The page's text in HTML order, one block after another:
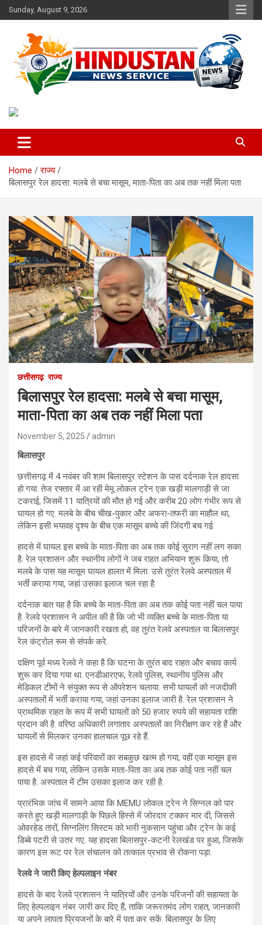
Skip
to
Sunday, August 9, 2026
Hindustan News Service
Home
राज्य
बिलासपुर रेल हादसा: मलबे से बचा मासूम, माता-पिता का अब तक नहीं मिला पता
छत्तीसगढ़ राज्य
बिलासपुर रेल हादसा: मलबे से बचा मासूम,
माता-पिता का अब तक नहीं मिला पता
November 5, 2025 admin
बिलासपुर
छत्तीसगढ़ में 4 नवंबर की शाम बिलासपुर स्टेशन के पास दर्दनाक रेल हादसा
हो गया. तेज रफ्तार में आ रही मेमू लोकल ट्रेन एक खड़ी मालगाड़ी से जा
टकराई, जिसमें 11 यात्रियों की मौत हो गई और करीब 20 लोग गंभीर रूप से
घायल हो गए. मलबे के बीच चीख-पुकार और अफरा-तफरी का माहौल था,
लेकिन इसी भयावह दृश्य के बीच एक मासूम बच्चे की जिंदगी बच गई.
हादसे में घायल इस बच्चे के माता-पिता का अब तक कोई सुराग नहीं लग सका
है. रेल प्रशासन और स्थानीय लोगों ने जब राहत अभियान शुरू किया, तो
मलबे के पास यह मासूम घायल हालत में मिला. उसे तुरंत रेलवे अस्पताल में
भर्ती कराया गया, जहां उसका इलाज चल रहा है.
दर्दनाक बात यह है कि बच्चे के माता-पिता का अब तक कोई पता नहीं चल पाया
है. रेलवे प्रशासन ने अपील की है कि जो भी व्यक्ति बच्चे के माता-पिता या
परिजनों के बारे में जानकारी रखता हो, वह तुरंत रेलवे अस्पताल या बिलासपुर
रेल कंट्रोल रूम से संपर्क करे.
दक्षिण पूर्व मध्य रेलवे ने कहा है कि घटना के तुरंत बाद राहत और बचाव कार्य
शुरू कर दिया गया था. एनडीआरएफ, रेलवे पुलिस, स्थानीय पुलिस और
मेडिकल टीमों ने संयुक्त रूप से ऑपरेशन चलाया. सभी घायलों को नजदीकी
अस्पतालों में भर्ती कराया गया, जहां उनका इलाज जारी है. रेल प्रशासन ने
प्राथमिक राहत के रूप में सभी घायलों को 50 हजार रुपये की सहायता राशि
प्रदान की है. वरिष्ठ अधिकारी लगातार अस्पतालों का निरीक्षण कर रहे हैं और
घायलों से मिलकर उनका हालचाल पूछ रहे हैं.
इस हादसे में जहां कई परिवारों का सबकुछ खत्म हो गया, वहीं एक मासूम इस
हादसे में बच गया, लेकिन उसके माता-पिता का अब तक कोई पता नहीं चल
पाया है. अस्पताल में टीम उसका इलाज कर रही है.
प्रारंभिक जांच में सामने आया कि MEMU लोकल ट्रेन ने सिग्नल को पार
करते हुए खड़ी मालगाड़ी के पिछले हिस्से में जोरदार टक्कर मार दी, जिससे
ओवरहेड तारों, सिग्नलिंग सिस्टम को भारी नुकसान पहुंचा और ट्रेन के कई
डिब्बे पटरी से उतर गए. यह हादसा बिलासपुर-कटनी रेलखंड पर हुआ, जिसके
कारण इस रूट पर रेल संचालन को तत्काल प्रभाव से रोकना पड़ा.
रेलवे ने जारी किए हेल्पलाइन नंबर
हादसे के बाद रेलवे प्रशासन ने यात्रियों और उनके परिजनों की सहायता के
लिए हेल्पलाइन नंबर जारी कर दिए हैं, ताकि जरूरतमंद लोग राहत, जानकारी
या अपने लापता प्रियजनों के बारे में पता कर सकें. बिलासपुर के लिए